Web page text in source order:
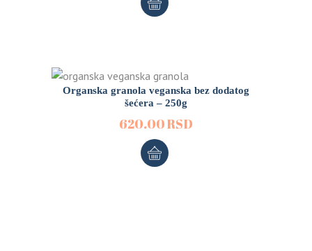
Organska granola veganska bez dodatog
šećera – 250g
620.00RSD